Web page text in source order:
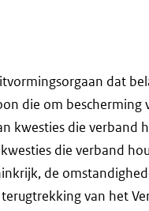
dat
die om
kwesties die verband
die verband
de
van het